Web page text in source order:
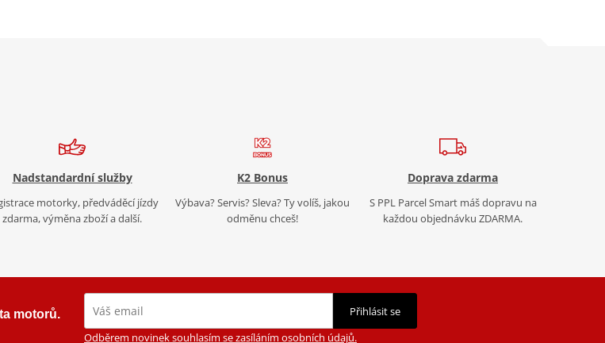
Nadstandardní služby
motorky, předváděcí jízdy
zdarma, výměna zboží a další.
K2 Bonus
Výbava? Servis? Sleva? Ty volíš, jakou
odměnu chceš!
Doprava zdarma
S PPL Parcel Smart máš dopravu na
každou objednávku ZDARMA.
motorů.
Přihlásit se
Odběrem novinek souhlasím se zasíláním osobních údajů.